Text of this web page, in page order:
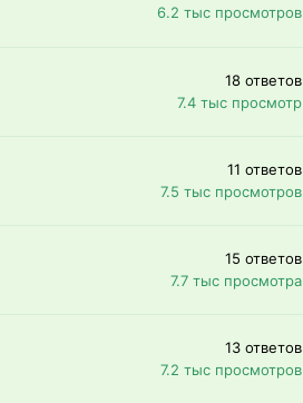
6.2 тыс просмотров
18 ответов
7.4 тыс просмотр
11 ответов
7.5 тыс просмотров
15 ответов
7.7 тыс просмотра
13 ответов
7.2 тыс просмотров